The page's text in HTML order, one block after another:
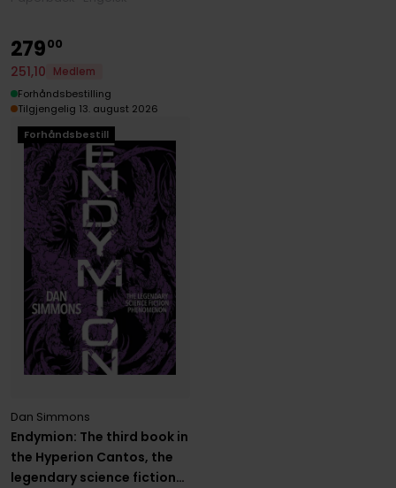
Forhåndsbestill
Endymion: The third book in
the Hyperion Cantos, the
legendary science fiction
Dan Simmons
27900
251,10
Medlem
Forhåndsbestilling
Tilgjengelig 13. august 2026